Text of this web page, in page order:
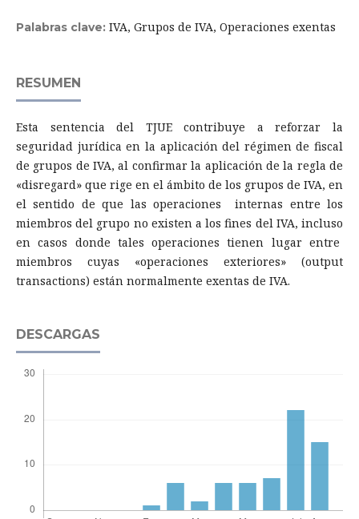
Palabras clave: IVA, Grupos de IVA, Operaciones exentas
RESUMEN
Esta sentencia del TJUE contribuye a reforzar la
seguridad jurídica en la aplicación del régimen de fiscal
de grupos de IVA, al confirmar la aplicación de la regla de
«disregard» que rige en el ámbito de los grupos de IVA, en
el sentido de que las operaciones internas entre los
miembros del grupo no existen a los fines del IVA, incluso
en casos donde tales operaciones tienen lugar entre
miembros cuyas «operaciones exteriores» (output
transactions) están normalmente exentas de IVA.
DESCARGAS